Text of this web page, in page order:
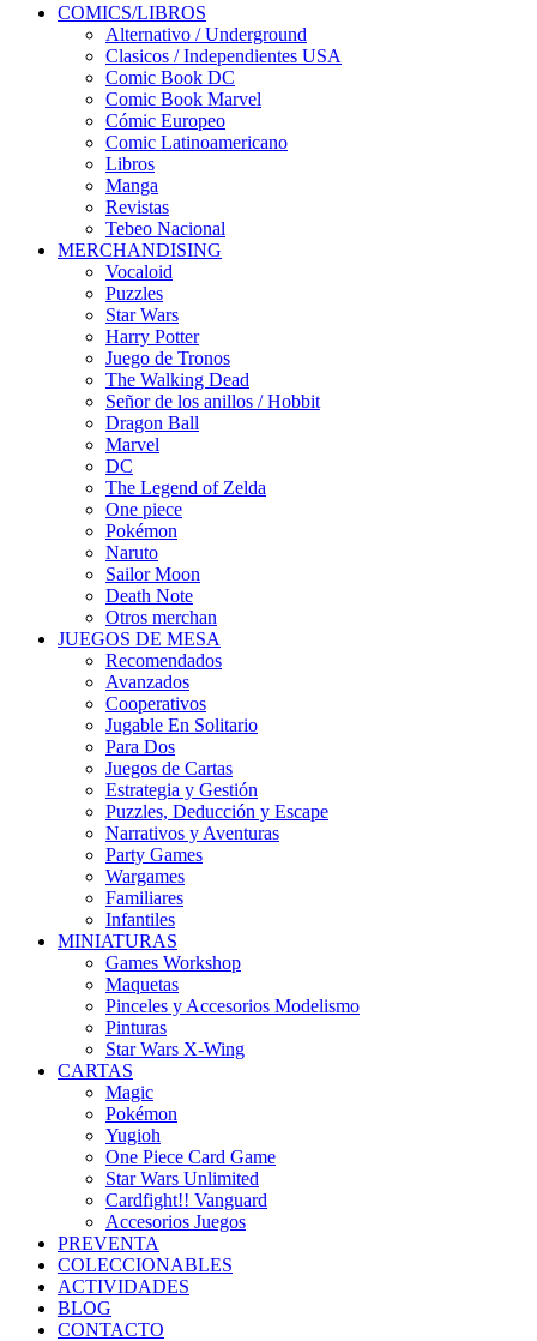
COMICS/LIBROS
Alternativo / Underground
Clasicos / Independientes USA
Comic Book DC
Comic Book Marvel
Cómic Europeo
Comic Latinoamericano
Libros
Manga
Revistas
Tebeo Nacional
MERCHANDISING
Vocaloid
Puzzles
Star Wars
Harry Potter
Juego de Tronos
The Walking Dead
Señor de los anillos / Hobbit
Dragon Ball
Marvel
DC
The Legend of Zelda
One piece
Pokémon
Naruto
Sailor Moon
Death Note
Otros merchan
JUEGOS DE MESA
Recomendados
Avanzados
Cooperativos
Jugable En Solitario
Para Dos
Juegos de Cartas
Estrategia y Gestión
Puzzles, Deducción y Escape
Narrativos y Aventuras
Party Games
Wargames
Familiares
Infantiles
MINIATURAS
Games Workshop
Maquetas
Pinceles y Accesorios Modelismo
Pinturas
Star Wars X-Wing
CARTAS
Magic
Pokémon
Yugioh
One Piece Card Game
Star Wars Unlimited
Cardfight!! Vanguard
Accesorios Juegos
PREVENTA
COLECCIONABLES
ACTIVIDADES
BLOG
CONTACTO